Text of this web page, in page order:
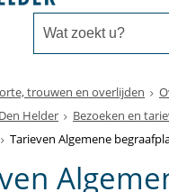
trouwen en overlijden
Helder
Bezoeken en
Tarieven Algemene